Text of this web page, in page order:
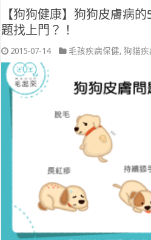
【狗狗健康】狗狗皮膚病
題找上門？！
2015-07-14 毛孩疾病保健,狗貓疾